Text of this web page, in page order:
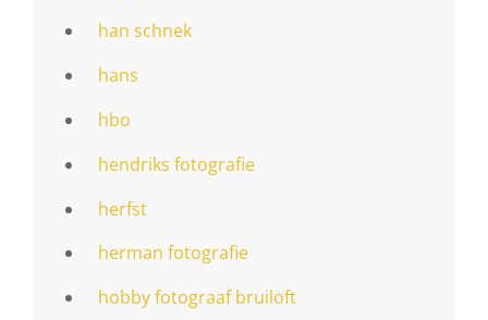
han schnek
hans
hbo
hendriks fotografie
herfst
herman fotografie
hobby fotograaf bruiloft